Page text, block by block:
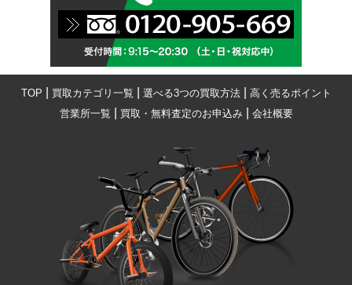
TOP 買取カテゴリ一覧 選べる3つの買取方法| 高く売るポイント
営業所一覧
買取・無料査定のお申込み| 会社概要